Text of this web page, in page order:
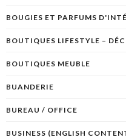
BOUGIES ET PARFUMS
BOUTIQUES LIFESTYLE –
BOUTIQUES MEUBLE
BUANDERIE
BUREAU / OFFICE
BUSINESS (ENGLISH